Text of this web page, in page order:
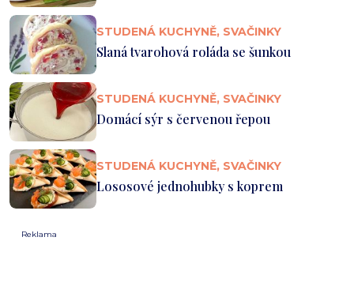
STUDENÁ KUCHYNĚ, SVAČINKY
Slaná tvarohová roláda se šunkou
STUDENÁ KUCHYNĚ, SVAČINKY
Domácí sýr s červenou řepou
STUDENÁ KUCHYNĚ, SVAČINKY
Lososové jednohubky s koprem
Reklama